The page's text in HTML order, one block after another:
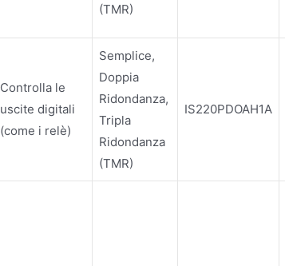
(TMR)
Controlla le
uscite digitali
(come i relè)
Semplice,
Doppia
Ridondanza,
Tripla
Ridondanza
(TMR)
IS220PDOAH1A